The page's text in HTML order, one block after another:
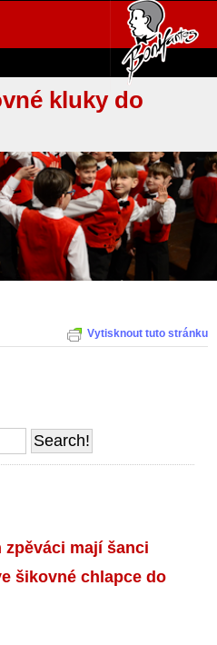
kluky do
Vytisknout tuto stránku
zpěváci mají šanci
šikovné chlapce do